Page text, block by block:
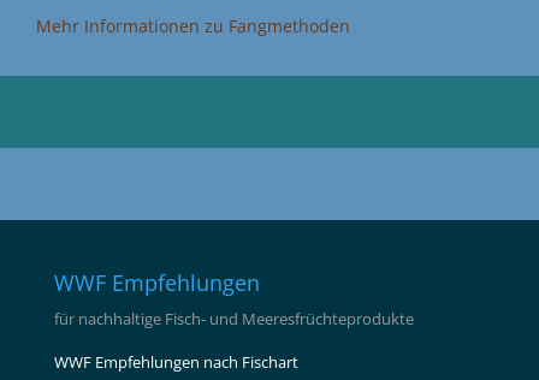
Mehr Informationen zu Fangmethoden
WWF Empfehlungen
für nachhaltige Fisch- und Meeresfrüchteprodukte
WWF Empfehlungen nach Fischart